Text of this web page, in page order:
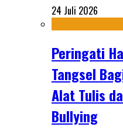
24 Juli 2026
Peringati
Tangsel
Alat Tulis
Bullying